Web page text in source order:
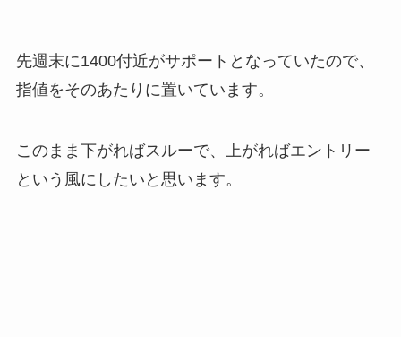
先週末に1400付近がサポートとなっていたので、
指値をそのあたりに置いています。
このまま下がればスルーで、上がればエントリー
という風にしたいと思います。